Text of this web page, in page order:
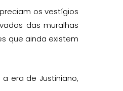
os vestígios
das muralhas
que ainda existem
era de Justiniano,